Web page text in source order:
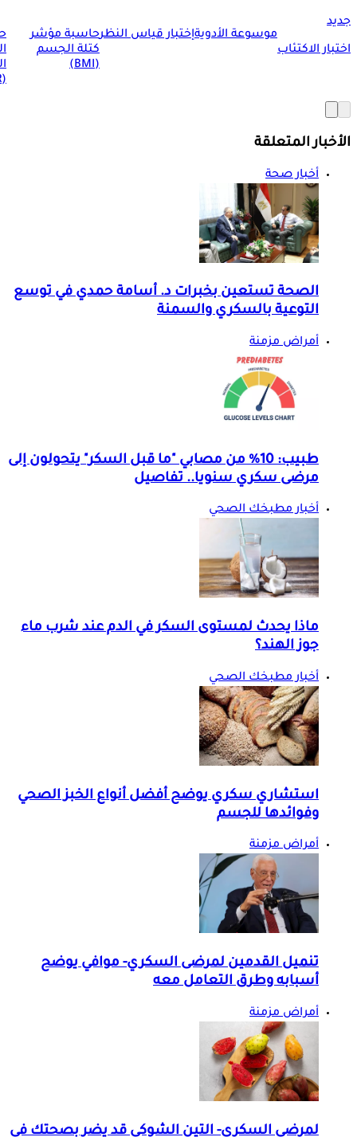
جديد
اختبار الاكتئاب
موسوعة الأدويةإختبار قياس النظرحاسبة مؤشر
كتلة الجسم
(BMI)
(BMR)
الأخبار المتعلقة
أخبار صحة
الصحة تستعين بخبرات د. أسامة حمدي في توسع
التوعية بالسكري والسمنة
أمراض مزمنة
طبيب: 10% من مصابي "ما قبل السكر" يتحولون إلى
مرضى سكري سنويا.. تفاصيل
أخبار مطبخك الصحي
ماذا يحدث لمستوى السكر في الدم عند شرب ماء
جوز الهند؟
أخبار مطبخك الصحي
استشاري سكري يوضح أفضل أنواع الخبز الصحي
وفوائدها للجسم
أمراض مزمنة
تنميل القدمين لمرضى السكري- موافي يوضح
أسبابه وطرق التعامل معه
أمراض مزمنة
لمرضى السكري- التين الشوكي قد يضر بصحتك في